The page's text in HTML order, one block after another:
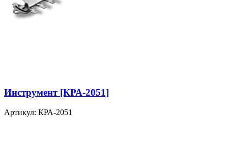
Инструмент [КРА-2051]
Артикул: КРА-2051